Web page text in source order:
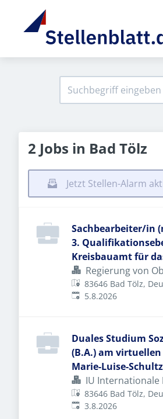
2 Jobs in Bad Tölz
Jetzt Stellen-Alarm
Sachbearbeiter/in
3.
Kreisbauamt für
Landratsamt Bad
Wolfratshausen
Regierung von
83646 Bad Tölz,
Veröffentlicht
5.8.2026
Duales Studium
(B.A.) am virtuellen
Marie-Luise-
Trägerverein
IU Internationale
83646 Bad Tölz,
Veröffentlicht
3.8.2026